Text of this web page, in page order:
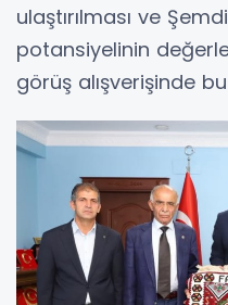
ulaştırılması ve
potansiyelinin
görüş alışverişinde